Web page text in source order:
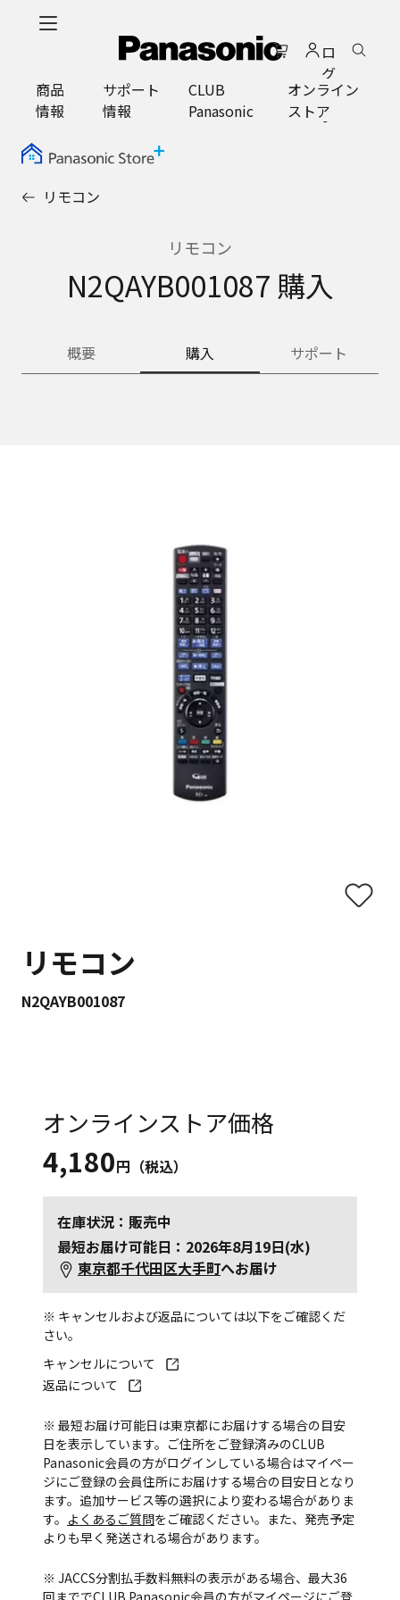
ロ
グ
イ
ン
商品
情報
サポート
情報
CLUB
Panasonic
オンライン
ストア
リモコン
リモコン
N2QAYB001087 購入
概要 購入 サポート
リモコン
N2QAYB001087
オンラインストア価格
4,180円（税込）
在庫状況：販売中
最短お届け可能日：2026年8月19日(水)
東京都千代田区大手町へお届け
※ キャンセルおよび返品については以下をご確認くだ
さい。
キャンセルについて
返品について
※ 最短お届け可能日は東京都にお届けする場合の目安
日を表示しています。ご住所をご登録済みのCLUB
Panasonic会員の方がログインしている場合はマイペー
ジにご登録の会員住所にお届けする場合の目安日となり
ます。追加サービス等の選択により変わる場合がありま
す。 よくあるご質問をご確認ください。また、発売予定
よりも早く発送される場合があります。
※ JACCS分割払手数料無料の表示がある場合、最大36
回まででCLUB Panasonic会員の方がマイページにご登